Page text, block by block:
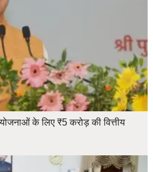
के लिए ₹5 करोड़ की वित्तीय